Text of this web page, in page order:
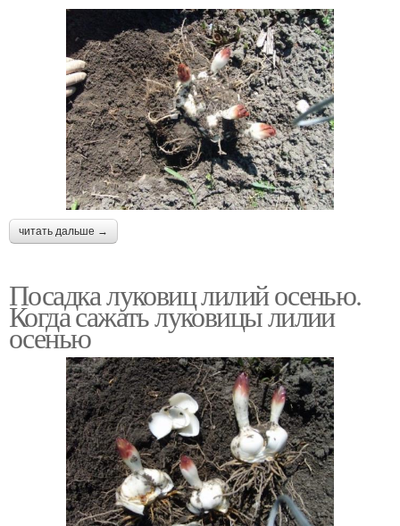
читать дальше →
Посадка луковиц лилий осенью.
Когда сажать луковицы лилии
осенью